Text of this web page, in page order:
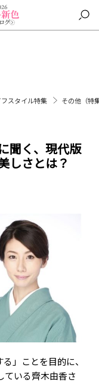
フスタイル特集 その他（特
聞く、現代版
しさとは？
」ことを目的に、
ている齊木由香さ